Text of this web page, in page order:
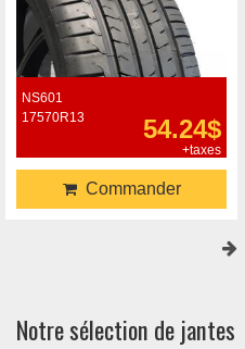
NS601
17570R13
54.24$
+taxes
Commander
Notre sélection de jantes